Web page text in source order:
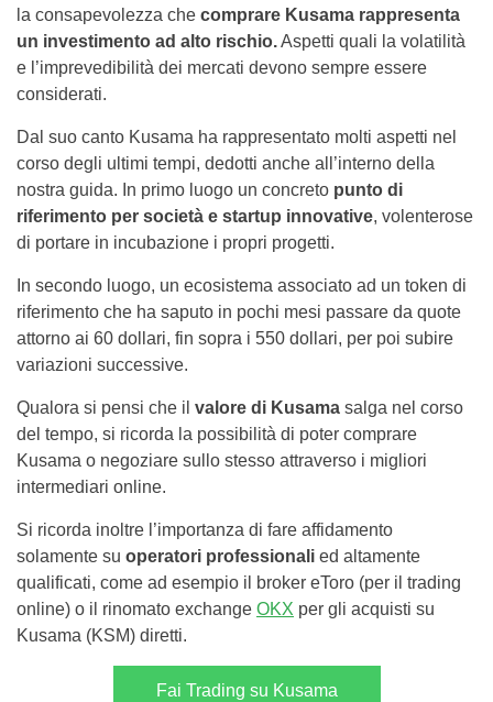
la consapevolezza che comprare Kusama rappresenta
un investimento ad alto rischio.Aspetti quali la volatilità
e l’imprevedibilità dei mercati devono sempre essere
considerati.
Dal suo canto Kusama ha rappresentato molti aspetti nel
corso degli ultimi tempi, dedotti anche all’interno della
nostra guida. In primo luogo un concreto punto di
riferimento per società e startup innovative, volenterose
di portare in incubazione i propri progetti.
In secondo luogo, un ecosistema associato ad un token di
riferimento che ha saputo in pochi mesi passare da quote
attorno ai 60 dollari, fin sopra i 550 dollari, per poi subire
variazioni successive.
Qualora si pensi che il valore di Kusama salga nel corso
del tempo, si ricorda la possibilità di poter comprare
Kusama o negoziare sullo stesso attraverso i migliori
intermediari online.
Si ricorda inoltre l’importanza di fare affidamento
solamente su operatori professionali ed altamente
qualificati, come ad esempio il broker eToro (per il trading
online) o il rinomato exchange OKX per gli acquisti su
Kusama (KSM) diretti.
Fai Trading su Kusama